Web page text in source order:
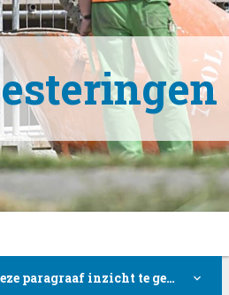
Waarin dient deze paragraaf inzicht te geven?